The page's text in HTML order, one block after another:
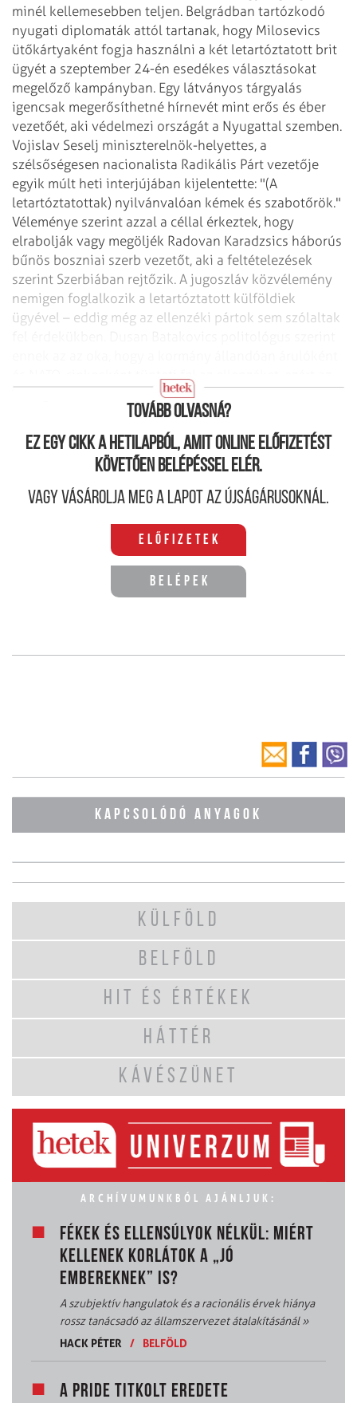
minél kellemesebben teljen. Belgrádban tartózkodó
nyugati diplomaták attól tartanak, hogy Milosevics
ütőkártyaként fogja használni a két letartóztatott brit
ügyét a szeptember 24-én esedékes választásokat
megelőző kampányban. Egy látványos tárgyalás
igencsak megerősíthetné hírnevét mint erős és éber
vezetőét, aki védelmezi országát a Nyugattal szemben.
Vojislav Seselj miniszterelnök-helyettes, a
szélsőségesen nacionalista Radikális Párt vezetője
egyik múlt heti interjújában kijelentette: "(A
letartóztatottak) nyilvánvalóan kémek és szabotőrök."
Véleménye szerint azzal a céllal érkeztek, hogy
elrabolják vagy megöljék Radovan Karadzsics háborús
bűnös boszniai szerb vezetőt, aki a feltételezések
szerint Szerbiában rejtőzik. A jugoszláv közvélemény
nemigen foglalkozik a letartóztatott külföldiek
ügyével – eddig még az ellenzéki pártok sem szólaltak
nemigen vállalja, hogy pártjátfogja a külföldieknek.
Tovább olvasná?
Ez egy cikk a hetilapból, amit online előfizetést
követően belépéssel elér.
Vagy vásárolja meg a lapot az újságárusoknál.
Előfizetek
Belépek
KAPCSOLÓDÓ ANYAGOK
KÜLFÖLD
BELFÖLD
HIT ÉS ÉRTÉKEK
HÁTTÉR
KÁVÉSZÜNET
ARCHÍVUMUNKBÓL AJÁNLJUK:
FÉKEK ÉS ELLENSÚLYOK NÉLKÜL: MIÉRT
KELLENEK KORLÁTOK A „JÓ
EMBEREKNEK” IS?
A szubjektív hangulatok és a racionális érvek hiánya
rossz tanácsadó az államszervezet átalakításánál»
HACK PÉTER
/ BELFÖLD
A PRIDE TITKOLT EREDETE